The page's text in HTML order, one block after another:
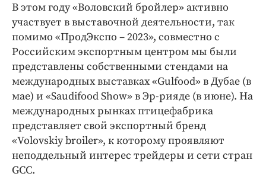
В этом году «Воловский бройлер» активно
участвует в выставочной деятельности, так
помимо «ПродЭкспо – 2023», совместно с
Российским экспортным центром мы были
представлены собственными стендами на
международных выставках «Gulfood» в Дубае (в
мае) и «Saudifood Show» в Эр-рияде (в июне). На
международных рынках птицефабрика
представляет свой экспортный бренд
«Volovskiy broiler», к которому проявляют
неподдельный интерес трейдеры и сети стран
GCC.